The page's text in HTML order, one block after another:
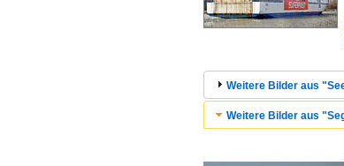
Weitere Bilder aus
Weitere Bilder aus